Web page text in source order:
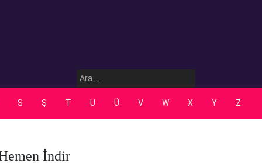
Arama:
S Ş T U Ü V W X Y Z
İndir